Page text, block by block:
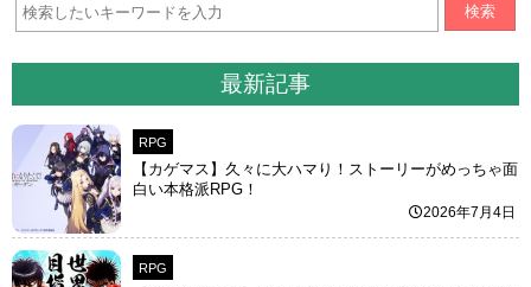
検索
最新記事
RPG
【カゲマス】久々に大ハマり！ストーリーがめっちゃ面
白い本格派RPG！
2026年7月4日
RPG